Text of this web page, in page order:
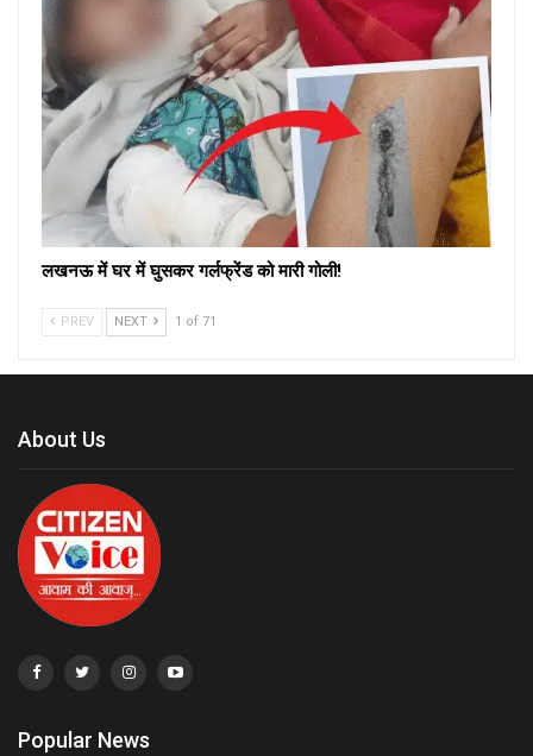
लखनऊ में घर में घुसकर गर्लफ्रेंड को मारी गोली!
PREV NEXT 1 of 71
About Us
Popular News